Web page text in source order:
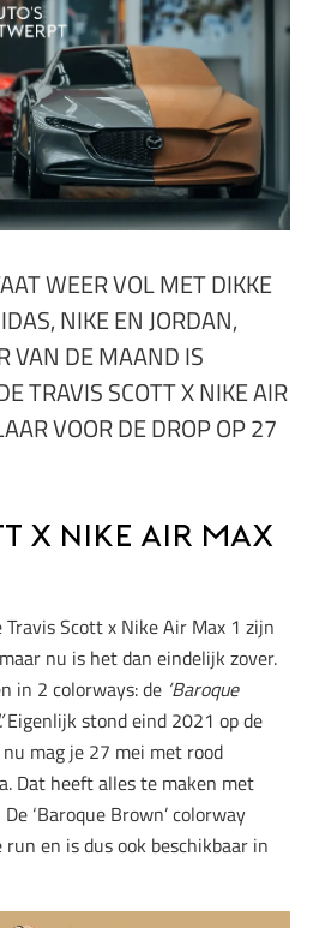
WEER VOL MET DIKKE
NIKE EN JORDAN,
VAN DE MAAND IS
TRAVIS SCOTT X NIKE AIR
VOOR DE DROP OP 27
x Nike Air Max
Travis Scott x Nike Air Max 1 zijn
nu is het dan eindelijk zover.
in 2 colorways: de ‘Baroque
Eigenlijk stond eind 2021 op de
mag je 27 mei met rood
Dat heeft alles te maken met
De ‘Baroque Brown’ colorway
en is dus ook beschikbaar in